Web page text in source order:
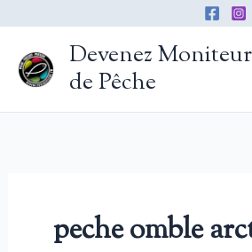
contenu
Devenez
de Pêche
peche omble